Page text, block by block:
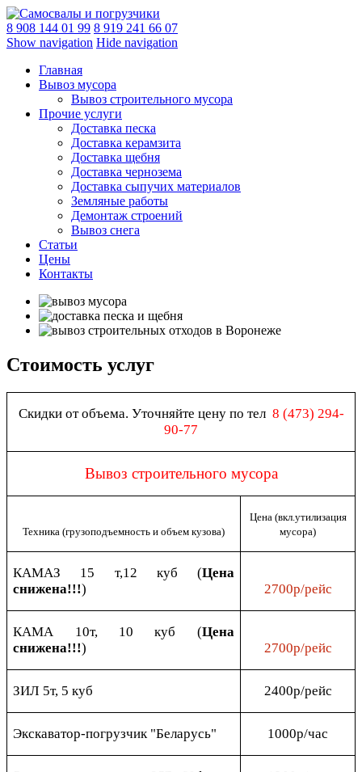
8 908 144 01 99 8 919 241 66 07
Show navigation Hide navigation
Главная
Вывоз мусора
Вывоз строительного мусора
Прочие услуги
Доставка песка
Доставка керамзита
Доставка щебня
Доставка чернозема
Доставка сыпучих материалов
Земляные работы
Демонтаж строений
Вывоз снега
Статьи
Цены
Контакты
Стоимость услуг
Скидки от объема. Уточняйте цену по тел 8 (473) 294-
90-77
Вывоз строительного мусора
Техника (грузоподъемность и объем кузова)
Цена (вкл.утилизация
мусора)
КАМАЗ 15 т,12 куб (Цена
снижена!!!) 2700р/рейс
КАМА 10т, 10 куб (Цена
снижена!!!) 2700р/рейс
ЗИЛ 5т, 5 куб 2400р/рейс
Экскаватор-погрузчик "Беларусь" 1000р/час